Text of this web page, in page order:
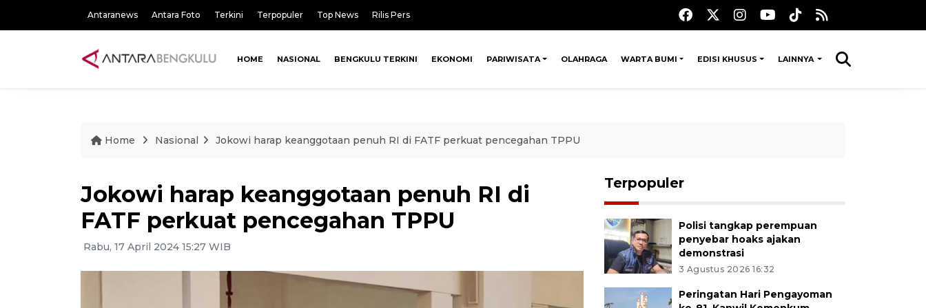
Antaranews Antara Foto Terkini Terpopuler Top News Rilis Pers
HOME NASIONAL BENGKULU TERKINI EKONOMI PARIWISATA OLAHRAGA WARTA BUMI EDISI KHUSUS LAINNYA
Home Nasional Jokowi harap keanggotaan penuh RI di FATF perkuat pencegahan TPPU
Jokowi harap keanggotaan penuh RI di
FATF perkuat pencegahan TPPU
Rabu, 17 April 2024 15:27 WIB
Terpopuler
Polisi tangkap perempuan
penyebar hoaks ajakan
demonstrasi
3 Agustus 2026 16:32
Peringatan Hari Pengayoman